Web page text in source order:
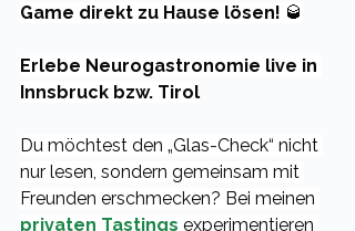
Game direkt zu Hause lösen! 🥃
Erlebe Neurogastronomie live in
Innsbruck bzw. Tirol
Du möchtest den „Glas-Check“ nicht
nur lesen, sondern gemeinsam mit
Freunden erschmecken? Bei meinen
privaten Tastings experimentieren